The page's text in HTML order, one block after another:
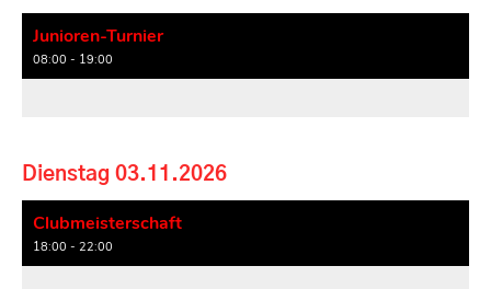
Junioren-Turnier
08:00 - 19:00
Dienstag 03.11.2026
Clubmeisterschaft
18:00 - 22:00